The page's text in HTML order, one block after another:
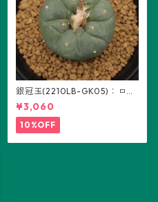
銀冠玉(2210LB-GK05)：ロフ
ォフォラ属 ※実生
¥3,060
10%OFF